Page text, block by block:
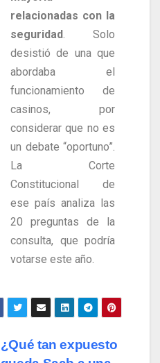
relacionadas con la
seguridad. Solo
desistió de una que
abordaba el
funcionamiento de
casinos, por
considerar que no es
un debate “oportuno”.
La Corte
Constitucional de
ese país analiza las
20 preguntas de la
consulta, que podría
votarse este año.
¿Qué tan expuesto